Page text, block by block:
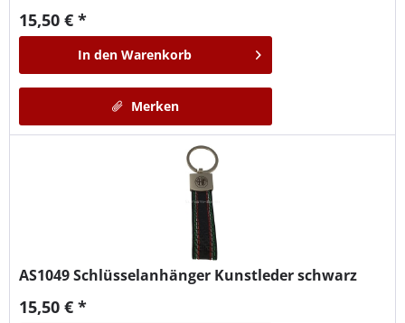
15,50 € *
In den Warenkorb
Merken
AS1049Schlüsselanhänger Kunstleder schwarz
15,50 € *